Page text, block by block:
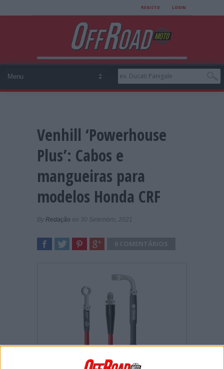
REGISTO LOGIN
Venhill ‘Powerhouse
Plus’: Cabos e
mangueiras para
modelos Honda CRF
By Redação on 30 Setembro, 2021